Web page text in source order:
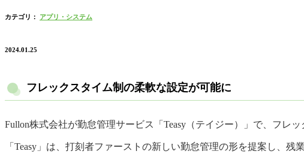
カテゴリ： アプリ・システム
2024.01.25
フレックスタイム制の柔軟な設定が可能に
Fullon株式会社が勤怠管理サービス「Teasy（テイジー）」で、フレ
「Teasy」は、打刻者ファーストの新しい勤怠管理の形を提案し、残